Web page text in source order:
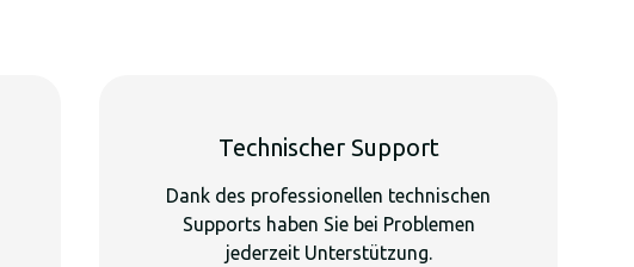
Technischer Support
Dank des professionellen technischen
Supports haben Sie bei Problemen
jederzeit Unterstützung.